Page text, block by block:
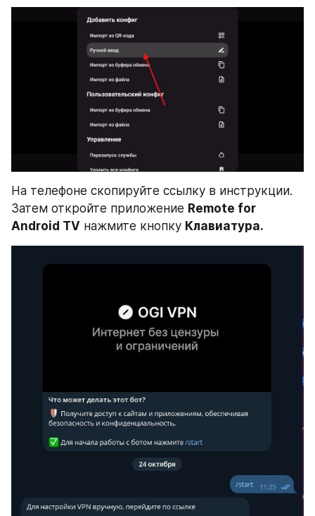
На телефоне скопируйте ссылку в инструкции.
Затем откройте приложение Remote for
Android TV нажмите кнопку Клавиатура.